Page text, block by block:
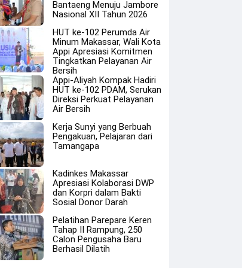
Bantaeng Menuju Jambore
Nasional XII Tahun 2026
HUT ke-102 Perumda Air
Minum Makassar, Wali Kota
Appi Apresiasi Komitmen
Tingkatkan Pelayanan Air
Bersih
Appi-Aliyah Kompak Hadiri
HUT ke-102 PDAM, Serukan
Direksi Perkuat Pelayanan
Air Bersih
Kerja Sunyi yang Berbuah
Pengakuan, Pelajaran dari
Tamangapa
Kadinkes Makassar
Apresiasi Kolaborasi DWP
dan Korpri dalam Bakti
Sosial Donor Darah
Pelatihan Parepare Keren
Tahap II Rampung, 250
Calon Pengusaha Baru
Berhasil Dilatih